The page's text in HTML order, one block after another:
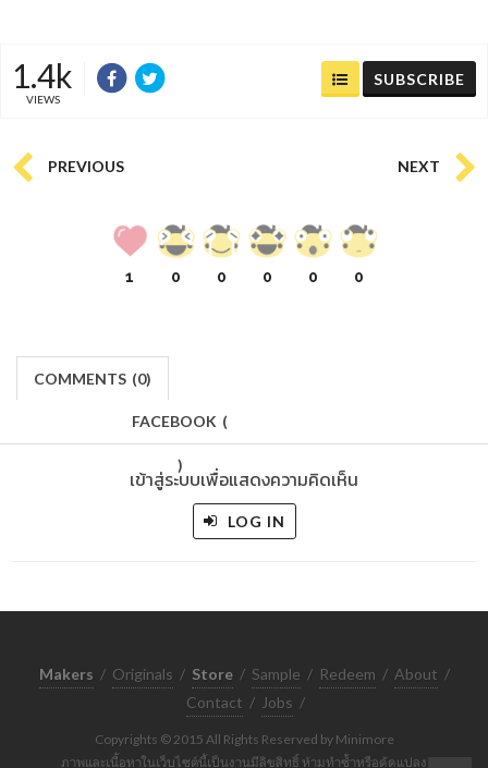
1.4k
VIEWS
SUBSCRIBE
PREVIOUS NEXT
1 0 0 0 0 0
COMMENTS (0)
FACEBOOK (
)
เข้าสู่ระบบเพื่อแสดงความคิดเห็น
LOG IN
Makers / Originals / Store / Sample / Redeem / About /
Contact / Jobs /
Copyrights © 2015 All Rights Reserved by Minimore
ภาพและเนื้อหาในเว็บไซต์นี้เป็นงานมีลิขสิทธิ์ ห้ามทำซ้ำหรือดัดแปลง